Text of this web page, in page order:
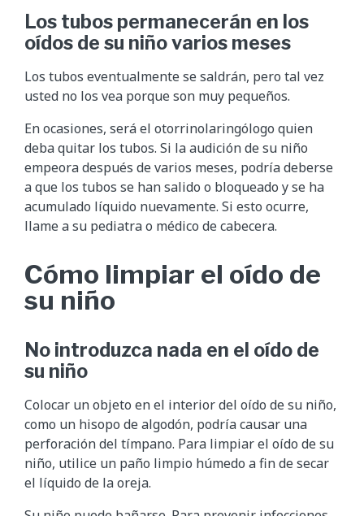
Los tubos permanecerán en los
oídos de su niño varios meses
Los tubos eventualmente se saldrán, pero tal vez
usted no los vea porque son muy pequeños.
En ocasiones, será el otorrinolaringólogo quien
deba quitar los tubos. Si la audición de su niño
empeora después de varios meses, podría deberse
a que los tubos se han salido o bloqueado y se ha
acumulado líquido nuevamente. Si esto ocurre,
llame a su pediatra o médico de cabecera.
Cómo limpiar el oído de
su niño
No introduzca nada en el oído de
su niño
Colocar un objeto en el interior del oído de su niño,
como un hisopo de algodón, podría causar una
perforación del tímpano. Para limpiar el oído de su
niño, utilice un paño limpio húmedo a fin de secar
el líquido de la oreja.